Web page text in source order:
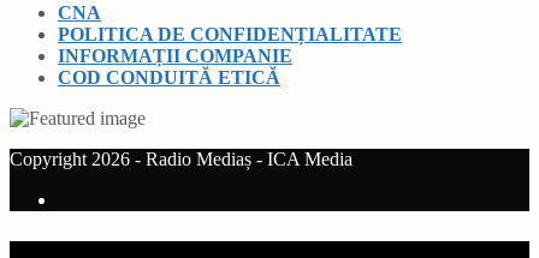
CNA
POLITICA DE CONFIDENȚIALITATE
INFORMAȚII COMPANIE
COD CONDUITĂ ETICĂ
Copyright 2026 - Radio Mediaș - ICA Media